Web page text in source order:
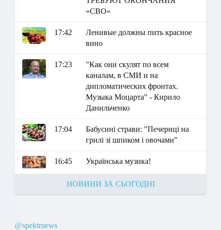
«СВО»
17:42
Ленивые должны пить красное
вино
17:23
"Как они скулят по всем
каналам, в СМИ и на
дипломатических фронтах.
Музыка Моцарта" - Кирило
Данильченко
17:04
Бабусині страви: "Печериці на
грилі зі шпиком і овочами"
16:45 Українська музика!
НОВИНИ ЗА СЬОГОДНІ
@spektrnews